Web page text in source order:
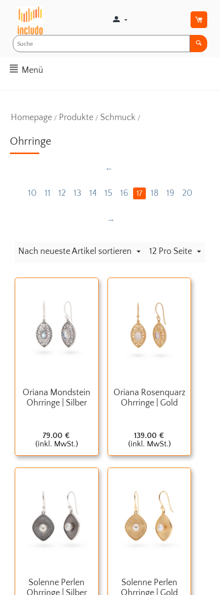
Menü
Homepage / Produkte / Schmuck /
Ohrringe
10 11 12 13 14 15 16 17 18 19 20
Nach neueste Artikel sortieren 12 Pro Seite
Oriana Mondstein
Ohrringe | Silber
79.00 €
(inkl. MwSt.)
Oriana Rosenquarz
Ohrringe | Gold
139.00 €
(inkl. MwSt.)
Solenne Perlen
Ohrringe | Silber
Solenne Perlen
Ohrringe | Gold